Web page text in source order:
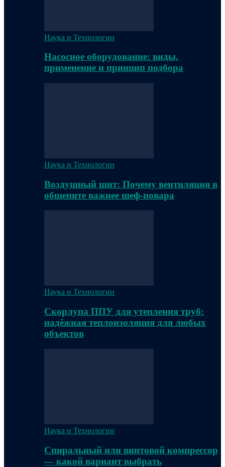
Наука и Технологии
Насосное оборудование: виды,
применение и принцип подбора
Наука и Технологии
Воздушный щит: Почему вентиляция в
общепите важнее шеф-повара
Наука и Технологии
Скорлупа ППУ для утепления труб:
надёжная теплоизоляция для любых
объектов
Наука и Технологии
Спиральный или винтовой компрессор
— какой вариант выбрать